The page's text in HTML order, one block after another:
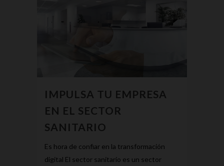
IMPULSA TU EMPRESA
EN EL SECTOR
SANITARIO
Es hora de confiar en la transformación
digital El sector sanitario es un sector